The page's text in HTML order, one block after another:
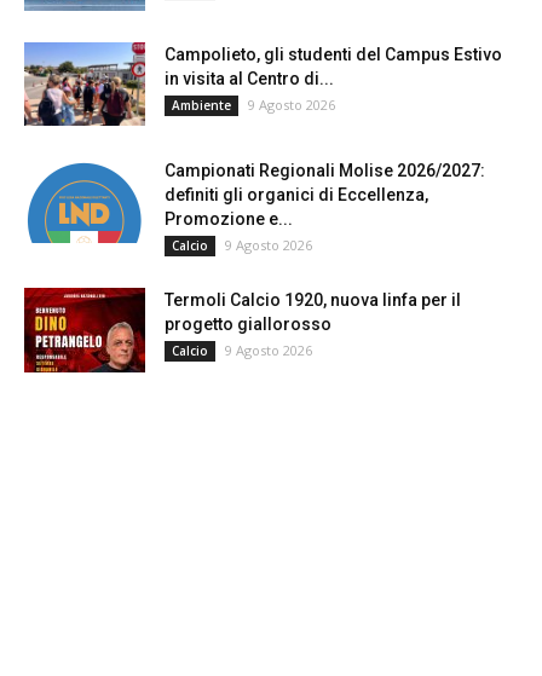
Campolieto, gli studenti del Campus Estivo
in visita al Centro di...
Ambiente 9 Agosto 2026
Campionati Regionali Molise 2026/2027:
definiti gli organici di Eccellenza,
Promozione e...
Calcio 9 Agosto 2026
Termoli Calcio 1920, nuova linfa per il
progetto giallorosso
Calcio 9 Agosto 2026